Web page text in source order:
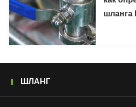
шланга
ШЛАНГ